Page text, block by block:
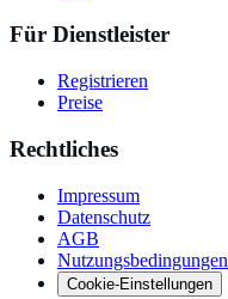
Für Dienstleister
Registrieren
Preise
Rechtliches
Impressum
Datenschutz
AGB
Nutzungsbedingungen
Cookie-Einstellungen